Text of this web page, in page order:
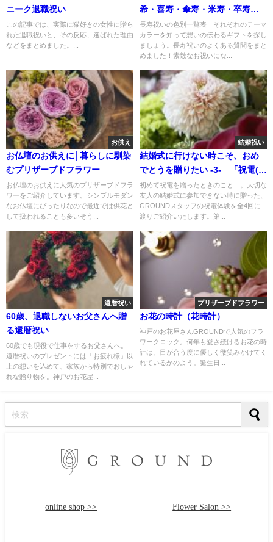
ニーク退職祝い
この記事では、実際に猫好きの女性に贈ら
れた退職祝いと、その反応、選ばれた理由
などをまとめました。...
希・喜寿・傘寿・米寿・卒寿・
白寿） よくある質問
長寿祝いの色別一覧表 それぞれのテーマ
カラーを知って想いの伝わるギフトを探し
ましょう。長寿祝いのよくある質問をまと
めました！素敵なお祝いにな...
お供え
お仏壇のお供えに│暮らしに馴染
むプリザーブドフラワー
お仏壇のお供えに人気のプリザーブドフラ
ワーをご紹介しています。シンプルモダン
なお仏壇にぴったりなので最近では供花と
して扱われることも多いそう...
結婚祝い
結婚式に行けない時こそ、おめ
でとうを贈りたい -3- 「祝電(電
報)で届けるおめでとうの気持
ち」
初めて祝電を贈ったときのこと…。大切な
友人の結婚式に参加できない時に贈った、
GROUNDスタッフの祝電体験を全4回に
渡りご紹介いたします。第...
還暦祝い
60歳、退職しないお父さんへ贈
る還暦祝い
60歳でも現役で仕事をするお父さんへ。
還暦祝いのプレゼントには「お疲れ様」以
上の想いを込めて、家族から特別でおしゃ
れな贈り物を。神戸のお花屋...
プリザーブドフラワー
お花の時計（花時計）
神戸のお花屋さんGROUNDで人気のフラ
ワークロック。何年も愛さ続けるお花の時
計は、目が合う度に優しく微笑みかけてく
れているかのよう。誕生日...
online shop >> Flower Salon >>